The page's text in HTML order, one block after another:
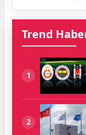
Trend
1
2